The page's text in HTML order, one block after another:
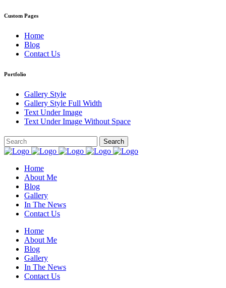
Custom Pages
Home
Blog
Contact Us
Portfolio
Gallery Style
Gallery Style Full Width
Text Under Image
Text Under Image Without Space
Home
About Me
Blog
Gallery
In The News
Contact Us
Home
About Me
Blog
Gallery
In The News
Contact Us